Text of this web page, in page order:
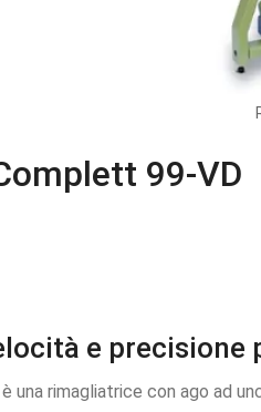
99-VD
e
è una rimagliatrice con ago ad